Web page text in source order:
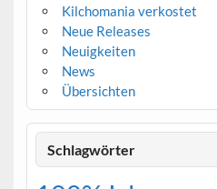
Kilchomania verkostet
Neue Releases
Neuigkeiten
News
Übersichten
Schlagwörter